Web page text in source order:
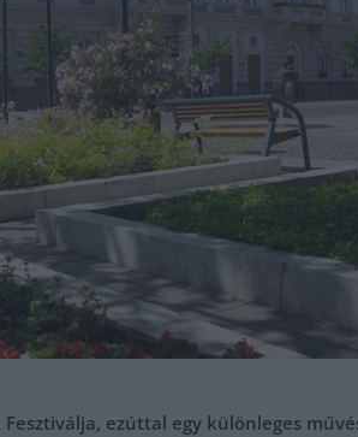
ezúttal egy különleges